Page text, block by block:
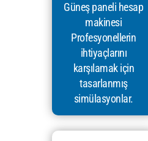
Güneş paneli hesap
makinesi
Profesyonellerin
ihtiyaçlarını
karşılamak için
tasarlanmış
simülasyonlar.